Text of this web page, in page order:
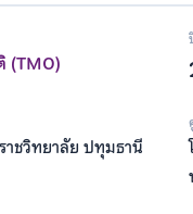
(TMO)
าชวิทยาลัย ปทุมธานี